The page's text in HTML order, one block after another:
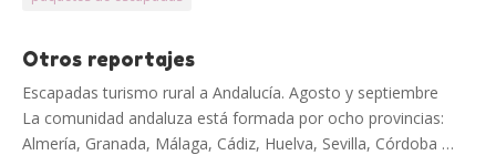
Otros reportajes
Escapadas turismo rural a Andalucía. Agosto y septiembre
La comunidad andaluza está formada por ocho provincias:
Almería, Granada, Málaga, Cádiz, Huelva, Sevilla, Córdoba …